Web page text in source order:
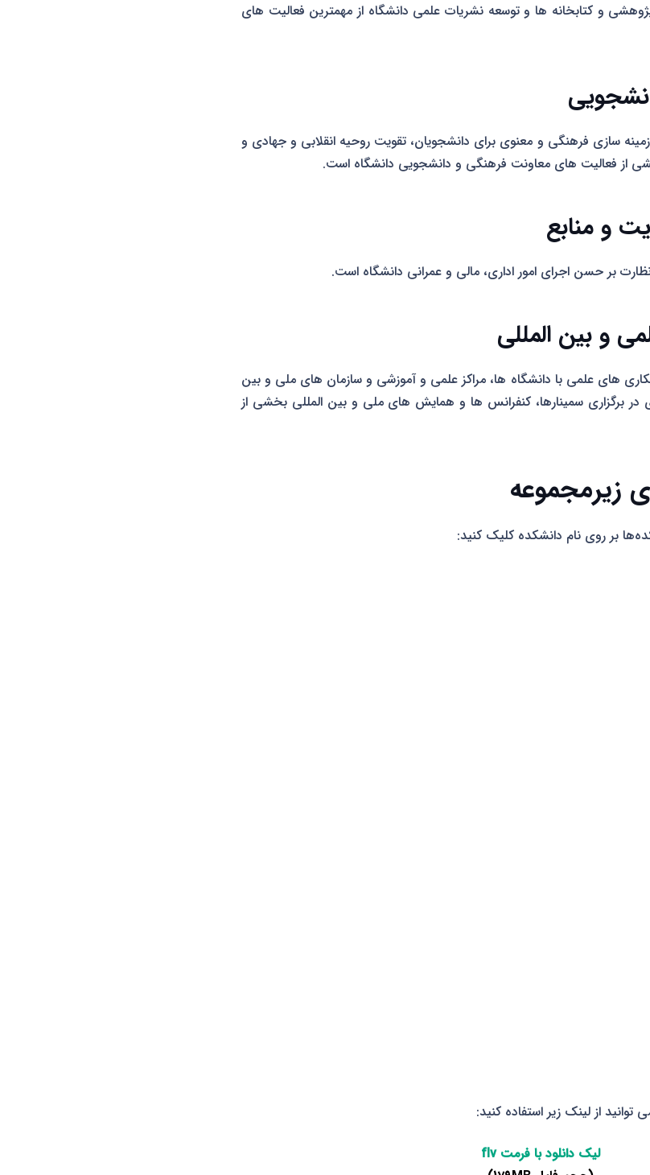
و کتابخانه ها و توسعه نشریات علمی دانشگاه از مهمترین فعالیت های
سازی فرهنگی و معنوی برای دانشجویان، تقویت روحیه انقلابی و جهادی و
از فعالیت های معاونت فرهنگی و دانشجویی دانشگاه است.
و منابع
بر حسن اجرای امور اداری، مالی و عمرانی دانشگاه است.
و بین المللی
های علمی با دانشگاه ها، مراکز علمی و آموزشی و سازمان های ملی و بین
در برگزاری سمینارها، کنفرانس ها و همایش های ملی و بین المللی بخشی از
زیرمجموعه
بر روی نام دانشکده کلیک کنید:
از لینک زیر استفاده کنید:
لیک دانلود با فرمت flv